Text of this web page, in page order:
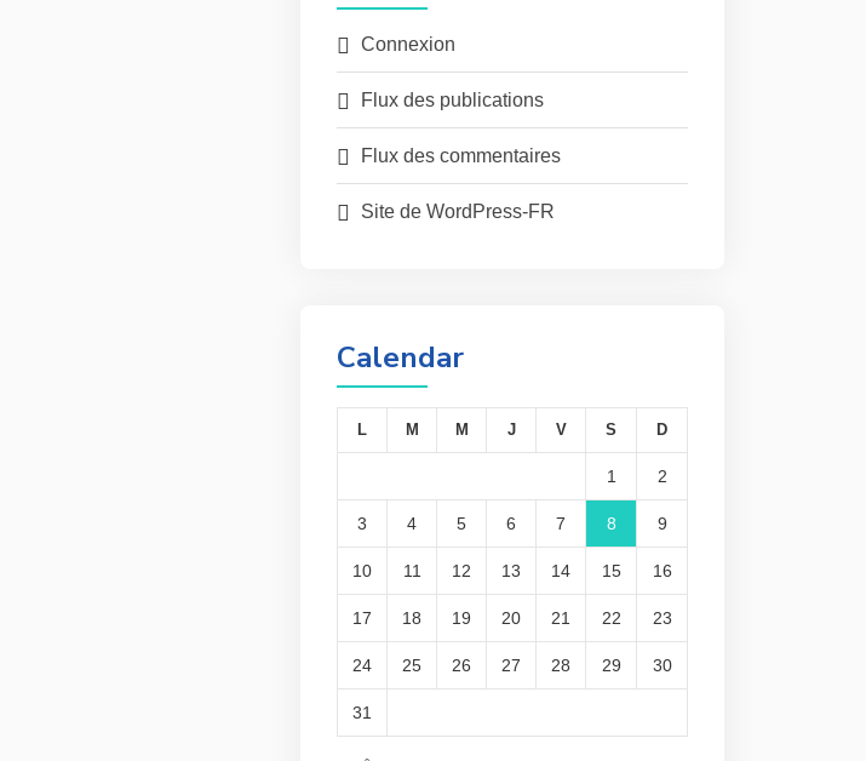
Connexion
Flux des publications
Flux des commentaires
Site de WordPress-FR
Calendar
L M M J V S D
1 2
3 4 5 6 7 8 9
10 11 12 13 14 15 16
17 18 19 20 21 22 23
24 25 26 27 28 29 30
31